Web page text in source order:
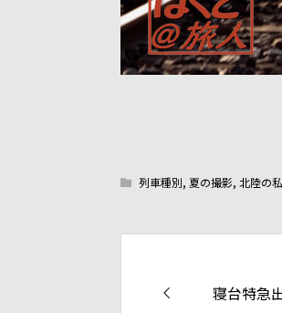
列車種別, 夏の撮影, 北陸の
寝台特急